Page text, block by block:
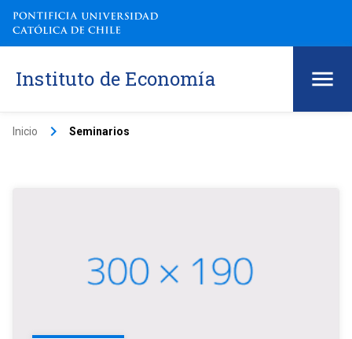
Instituto de Economía
Inicio keyboard_arrow_right Seminarios